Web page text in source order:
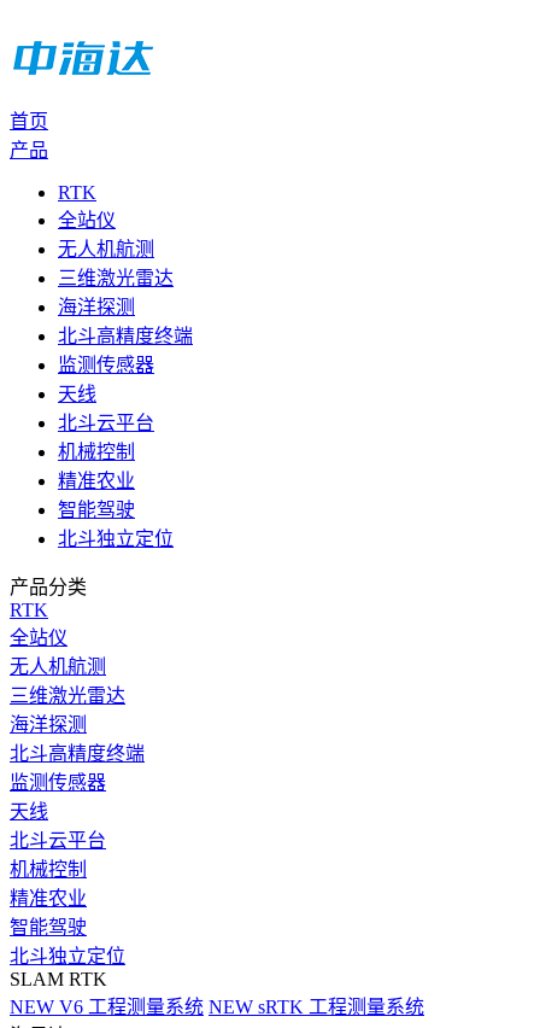
首页
产品
RTK
全站仪
无人机航测
三维激光雷达
海洋探测
北斗高精度终端
监测传感器
天线
北斗云平台
机械控制
精准农业
智能驾驶
北斗独立定位
产品分类
RTK
全站仪
无人机航测
三维激光雷达
海洋探测
北斗高精度终端
监测传感器
天线
北斗云平台
机械控制
精准农业
智能驾驶
北斗独立定位
SLAM RTK
NEW V6 工程测量系统 NEW sRTK 工程测量系统